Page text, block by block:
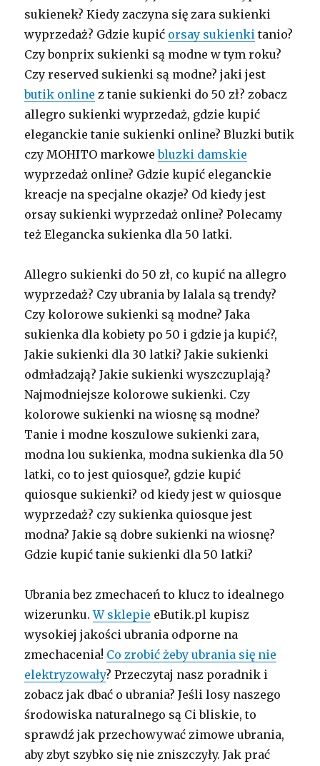
sukienek? Kiedy zaczyna się zara sukienki
wyprzedaż? Gdzie kupić orsay sukienki tanio?
Czy bonprix sukienki są modne w tym roku?
Czy reserved sukienki są modne? jaki jest
butik online z tanie sukienki do 50 zł? zobacz
allegro sukienki wyprzedaż, gdzie kupić
eleganckie tanie sukienki online? Bluzki butik
czy MOHITO markowebluzki damskie
wyprzedaż online? Gdzie kupić eleganckie
kreacje na specjalne okazje? Od kiedy jest
orsay sukienki wyprzedaż online? Polecamy
też Elegancka sukienka dla 50 latki.
Allegro sukienki do 50 zł, co kupić na allegro
wyprzedaż? Czy ubrania by lalala są trendy?
Czy kolorowe sukienki są modne? Jaka
sukienka dla kobiety po 50 i gdzie ja kupić?,
Jakie sukienki dla 30 latki? Jakie sukienki
odmładzają? Jakie sukienki wyszczuplają?
Najmodniejsze kolorowe sukienki. Czy
kolorowe sukienki na wiosnę są modne?
Tanie i modne koszulowe sukienki zara,
modna lou sukienka, modna sukienka dla 50
latki, co to jest quiosque?, gdzie kupić
quiosque sukienki? od kiedy jest w quiosque
wyprzedaż? czy sukienka quiosque jest
modna? Jakie są dobre sukienki na wiosnę?
Gdzie kupić tanie sukienki dla 50 latki?
Ubrania bez zmechaceń to klucz to idealnego
wizerunku.W sklepie eButik.pl kupisz
wysokiej jakości ubrania odporne na
zmechacenia! Co zrobić żeby ubrania się nie
elektryzowały? Przeczytaj nasz poradnik i
zobacz jak dbać o ubrania? Jeśli losy naszego
środowiska naturalnego są Ci bliskie, to
sprawdź jak przechowywać zimowe ubrania,
aby zbyt szybko się nie zniszczyły. Jak prać